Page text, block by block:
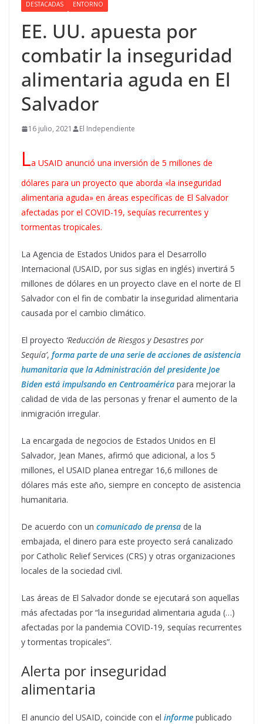
DESTACADAS ENTORNO
EE. UU. apuesta por
combatir la inseguridad
alimentaria aguda en El
Salvador
16 julio, 2021 El Independiente
La USAID anunció una inversión de 5 millones de
dólares para un proyecto que aborda «la inseguridad
alimentaria aguda» en áreas específicas de El Salvador
afectadas por el COVID-19, sequías recurrentes y
tormentas tropicales.
La Agencia de Estados Unidos para el Desarrollo
Internacional (USAID, por sus siglas en inglés) invertirá 5
millones de dólares en un proyecto clave en el norte de El
Salvador con el fin de combatir la inseguridad alimentaria
causada por el cambio climático.
El proyecto ‘Reducción de Riesgos y Desastres por
Sequía’, forma parte de una serie de acciones de asistencia
humanitaria que la Administración del presidente Joe
Biden está impulsando en Centroamérica para mejorar la
calidad de vida de las personas y frenar el aumento de la
inmigración irregular.
La encargada de negocios de Estados Unidos en El
Salvador, Jean Manes, afirmó que adicional, a los 5
millones, el USAID planea entregar 16,6 millones de
dólares más este año, siempre en concepto de asistencia
humanitaria.
De acuerdo con un comunicado de prensa de la
embajada, el dinero para este proyecto será canalizado
por Catholic Relief Services (CRS) y otras organizaciones
locales de la sociedad civil.
Las áreas de El Salvador donde se ejecutará son aquellas
más afectadas por “la inseguridad alimentaria aguda (…)
afectadas por la pandemia COVID-19, sequías recurrentes
y tormentas tropicales”.
Alerta por inseguridad
alimentaria
El anuncio del USAID, coincide con el informe publicado